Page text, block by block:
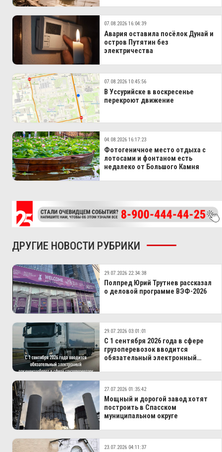
07.08.2026 16:04:39
Авария оставила посёлок Дунай и
остров Путятин без
электричества
07.08.2026 10:45:56
В Уссурийске в воскресенье
перекроют движение
04.08.2026 16:17:23
Фотогеничное место отдыха с
лотосами и фонтаном есть
недалеко от Большого Камня
ДРУГИЕ НОВОСТИ РУБРИКИ
29.07.2026 22:34:38
Полпред Юрий Трутнев рассказал
о деловой программе ВЭФ-2026
29.07.2026 03:01:01
С 1 сентября 2026 года в сфере
грузоперевозок вводится
обязательный электронный
27.07.2026 01:35:42
Мощный и дорогой завод хотят
построить в Спасском
муниципальном округе
23.07.2026 04:11:37